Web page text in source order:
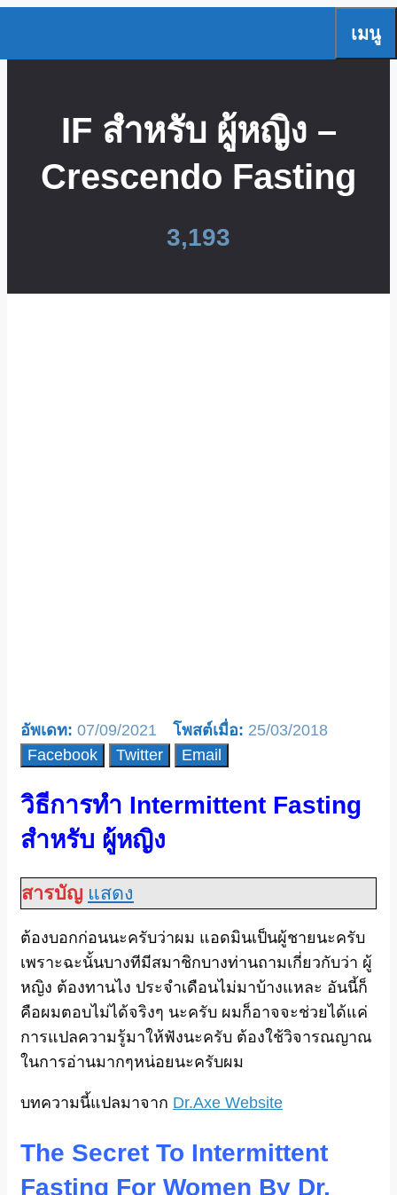
เมนู
IF สำหรับ ผู้หญิง –
Crescendo Fasting
3,193
07/09/2021
25/03/2018
Facebook
Twitter Email
วิธีการทำ Intermittent Fasting
สำหรับ ผู้หญิง
สารบัญ แสดง
ต้องบอกก่อนนะครับว่าผม แอดมินเป็นผู้ชายนะครับ
เพราะฉะนั้นบางทีมีสมาชิกบางท่านถามเกี่ยวกับว่า ผู้
หญิง ต้องทานไง ประจำเดือนไม่มาบ้างแหละ อันนี้ก็
คือผมตอบไม่ได้จริงๆ นะครับ ผมก็อาจจะช่วยได้แค่
การแปลความรู้มาให้ฟังนะครับ ต้องใช้วิจารณญาณ
ในการอ่านมากๆหน่อยนะครับผม
บทความนี้แปลมาจาก Dr.Axe Website
The Secret To Intermittent
Fasting For Women By Dr.